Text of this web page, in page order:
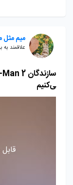
میم مثل
علاقمند
ی‌کنیم